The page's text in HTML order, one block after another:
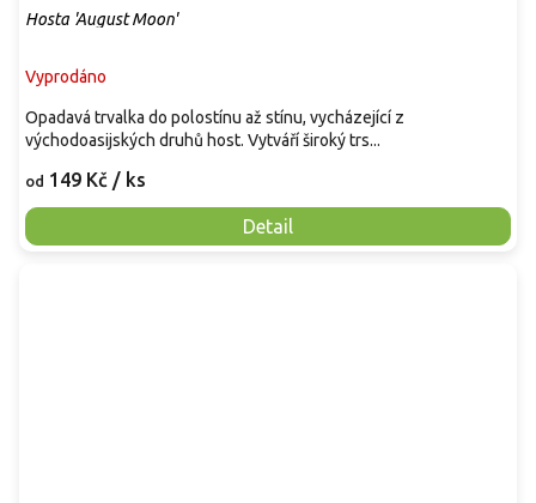
Hosta 'August Moon'
Vyprodáno
od 149 Kč / ks
Detail
Opadavá trvalka do polostínu až stínu, vycházející z
východoasijských druhů host. Vytváří široký trs...